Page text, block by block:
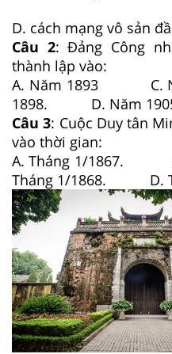
D. cách mạng vô sản
Câu 2: Đảng Công
thành lập vào:
A. Năm 1893 C.
1898. D. Năm
Câu 3: Cuộc Duy tân
vào thời gian:
A. Tháng 1/1867.
Tháng 1/1868. D.